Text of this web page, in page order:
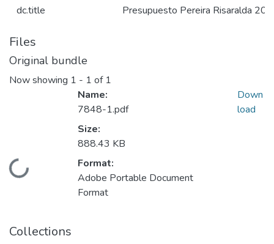
dc.title Presupuesto Pereira Risaralda
Files
Original bundle
Now showing 1 - 1 of 1
Loading...
Name:
7848-1.pdf
Size:
888.43 KB
Format:
Adobe Portable Document
Format
Down
load
Collections